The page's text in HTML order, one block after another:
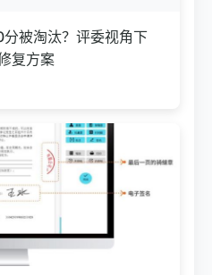
被淘汰？评委视角下
复方案